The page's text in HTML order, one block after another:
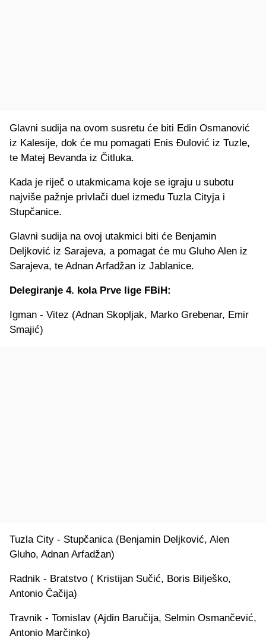
Glavni sudija na ovom susretu će biti Edin Osmanović
iz Kalesije, dok će mu pomagati Enis Đulović iz Tuzle,
te Matej Bevanda iz Čitluka.
Kada je riječ o utakmicama koje se igraju u subotu
najviše pažnje privlači duel između Tuzla Cityja i
Stupčanice.
Glavni sudija na ovoj utakmici biti će Benjamin
Deljković iz Sarajeva, a pomagat će mu Gluho Alen iz
Sarajeva, te Adnan Arfadžan iz Jablanice.
Delegiranje 4. kola Prve lige FBiH:
Igman - Vitez (Adnan Skopljak, Marko Grebenar, Emir
Smajić)
Tuzla City - Stupčanica (Benjamin Deljković, Alen
Gluho, Adnan Arfadžan)
Radnik - Bratstvo ( Kristijan Sučić, Boris Bilješko,
Antonio Čačija)
Travnik - Tomislav (Ajdin Baručija, Selmin Osmančević,
Antonio Marčinko)